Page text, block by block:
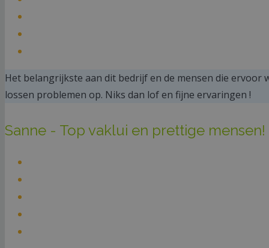
Het belangrijkste aan dit bedrijf en de mensen die ervoor
lossen problemen op. Niks dan lof en fijne ervaringen !
Sanne - Top vaklui en prettige mensen!